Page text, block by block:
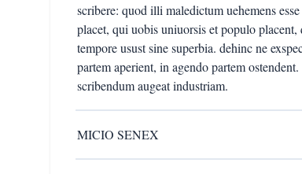
scribere: quod illi maledictum uehemens
placet, qui uobis uniuorsis et populo
tempore usust sine superbia. dehinc ne
partem aperient, in agendo partem
scribendum augeat industriam.
MICIO SENEX